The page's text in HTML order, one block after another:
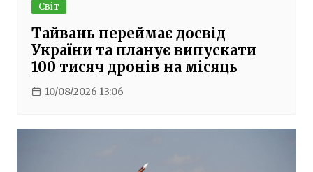
Світ
Тайвань переймає досвід
України та планує випускати
100 тисяч дронів на місяць
10/08/2026 13:06